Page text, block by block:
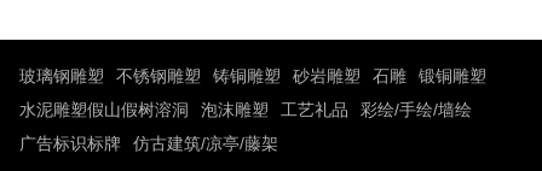
玻璃钢雕塑 不锈钢雕塑 铸铜雕塑 砂岩雕塑 石雕
锻铜雕塑
水泥雕塑假山假树溶洞
泡沫雕塑 工艺礼品
彩绘/手绘/墙绘
广告标识标牌
仿古建筑/凉亭/藤架